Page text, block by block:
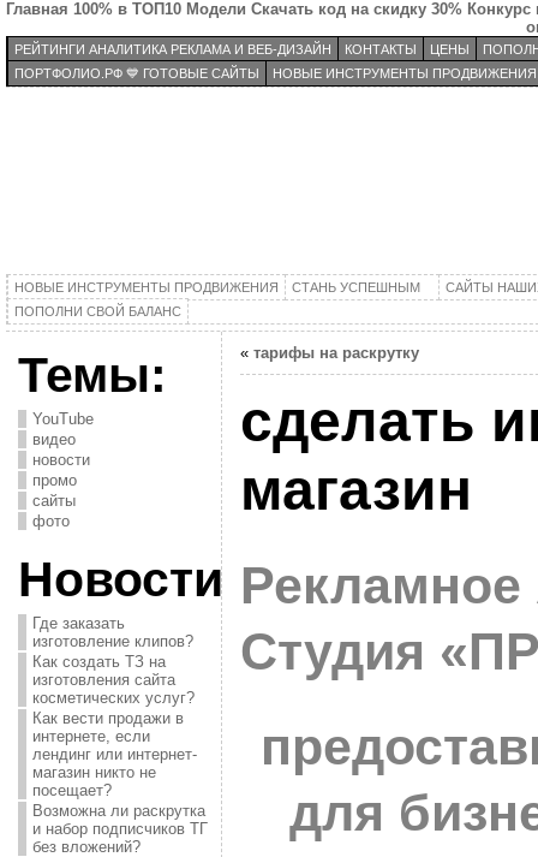
Главная 100% в ТОП10 Модели Скачать код на скидку 30% Конкурс
РЕЙТИНГИ АНАЛИТИКА РЕКЛАМА И ВЕБ-ДИЗАЙН КОНТАКТЫ ЦЕНЫ
ПОРТФОЛИО.РФ 💙 ГОТОВЫЕ САЙТЫ
НОВЫЕ ИНСТРУМЕНТЫ ПРОДВИЖЕНИЯ
НОВЫЕ ИНСТРУМЕНТЫ ПРОДВИЖЕНИЯ СТАНЬ УСПЕШНЫМ
САЙТЫ
ПОПОЛНИ СВОЙ БАЛАНС
Темы:
YouTube
видео
новости
промо
сайты
фото
Новости
Где заказать
изготовление клипов?
Как создать ТЗ на
изготовления сайта
косметических услуг?
Как вести продажи в
интернете, если
лендинг или интернет-
магазин никто не
посещает?
Возможна ли раскрутка
и набор подписчиков ТГ
без вложений?
« тарифы на раскрутку
сделать
магазин
Рекламное
Студия
для